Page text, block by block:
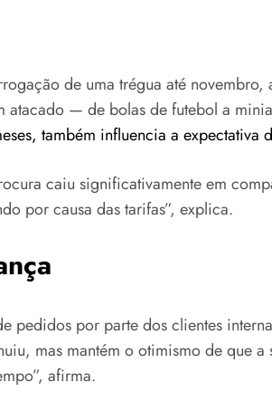
de uma trégua até
— de bolas de futebol a
também influencia a expectativa
caiu significativamente em
por causa das tarifas”, explica.
por parte dos clientes
mas mantém o otimismo de que
afirma.